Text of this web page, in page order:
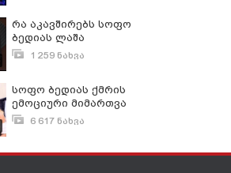
რა აკავშირებს სოფო
ბედიას ლაშა
რამიშვილთან?!
1 259 ნახვა
სოფო ბედიას ქმრის
ემოციური მიმართვა
საზოგადოებას
6 617 ნახვა